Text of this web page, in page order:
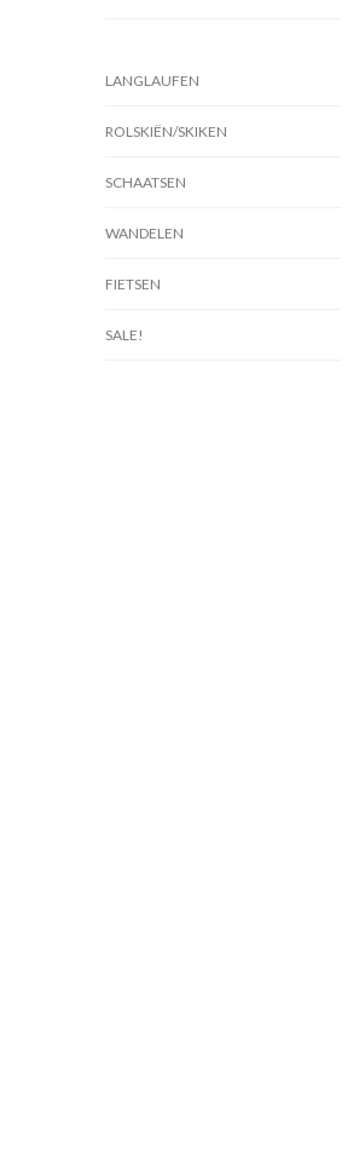
LANGLAUFEN
ROLSKIËN/SKIKEN
SCHAATSEN
WANDELEN
FIETSEN
SALE!